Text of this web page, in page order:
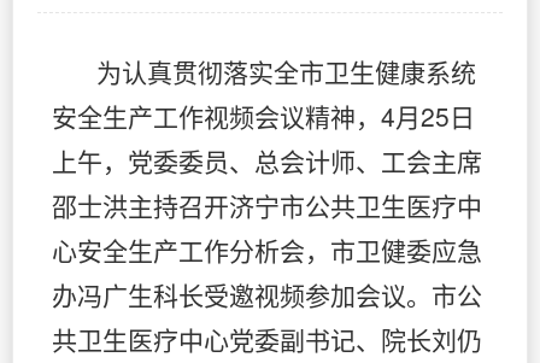
为认真贯彻落实全市卫生健康系统
安全生产工作视频会议精神，4月25日
上午，党委委员、总会计师、工会主席
邵士洪主持召开济宁市公共卫生医疗中
心安全生产工作分析会，市卫健委应急
办冯广生科长受邀视频参加会议。市公
共卫生医疗中心党委副书记、院长刘仍